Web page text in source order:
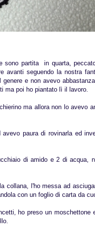
sono partita in quarta,
seguendo la nostra
e non avevo
ma poi ho piantato lì il lavoro.
ma allora non lo avevo
paura di rovinarla ed
di amido e 2 di acqua,
collana, l'ho messa ad
con un foglio di carta da
ho preso un moschettone